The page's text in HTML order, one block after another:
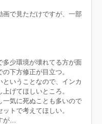
画で見ただけですが、一部
多少環境が壊れてる方が面
下方修正が目立つ。
いうことなので、インカ
げてほしいところ。
一気に死ぬことも多いので
トで考えてほしい。
が…